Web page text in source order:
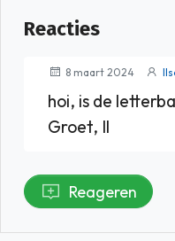
Reacties
8 maart 2024
hoi, is de
Groet, Il
Reageren